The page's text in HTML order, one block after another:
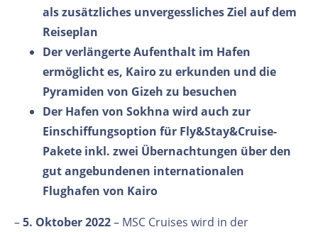
als zusätzliches unvergessliches Ziel auf dem
Reiseplan
Der verlängerte Aufenthalt im Hafen
ermöglicht es, Kairo zu erkunden und die
Pyramiden von Gizeh zu besuchen
Der Hafen von Sokhna wird auch zur
Einschiffungsoption für Fly&Stay&Cruise-
Pakete inkl. zwei Übernachtungen über den
gut angebundenen internationalen
Flughafen von Kairo
–5. Oktober 2022– MSC Cruises wird in der